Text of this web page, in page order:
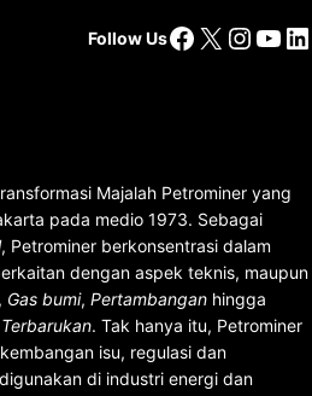
Follow UsFacebook
X
Majalah Petrominer yang
pada medio 1973. Sebagai
, Petrominer berkonsentrasi dalam
dengan aspek teknis, maupun
, Gas bumi, Pertambangan hingga
. Tak hanya itu, Petrominer
isu, regulasi dan
di industri energi dan